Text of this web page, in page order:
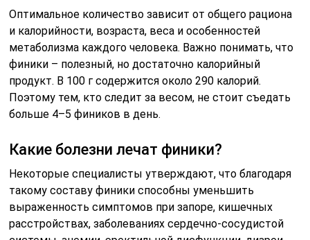
Оптимальное количество зависит от общего рациона
и калорийности, возраста, веса и особенностей
метаболизма каждого человека. Важно понимать, что
финики – полезный, но достаточно калорийный
продукт. В 100 г содержится около 290 калорий.
Поэтому тем, кто следит за весом, не стоит съедать
больше 4–5 фиников в день.
Какие болезни лечат финики?
Некоторые специалисты утверждают, что благодаря
такому составу финики способны уменьшить
выраженность симптомов при запоре, кишечных
расстройствах, заболеваниях сердечно-сосудистой